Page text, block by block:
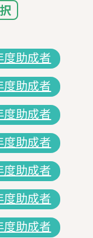
度助成者
度助成者
度助成者
度助成者
度助成者
度助成者
度助成者